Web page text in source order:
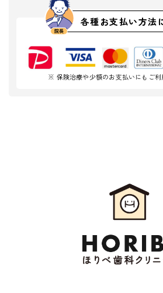
各種お支払い方法
※ 保険治療や少額のお支払いにもご利